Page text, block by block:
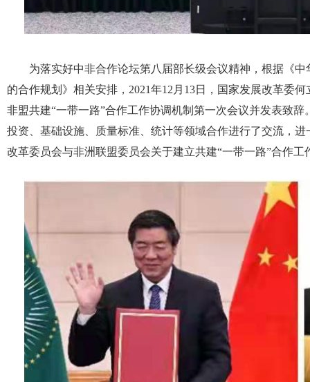
为落实好中非合作论坛第八届部长级会议精神，根据《
的合作规划》相关安排，2021年12月13日，国家发展改革委
非盟共建“一带一路”合作工作协调机制第一次会议并发表致
投资、基础设施、质量标准、统计等领域合作进行了交流，
改革委员会与非洲联盟委员会关于建立共建“一带一路”合作